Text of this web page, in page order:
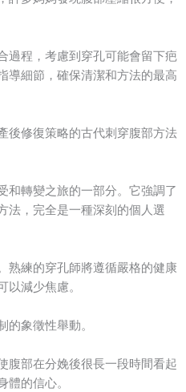
過程，考慮到穿孔可能會留下疤
導細節，確保清潔和方法的最高
後修復策略的古代刺穿腹部方法
和轉變之旅的一部分。它強調了
法，完全是一種深刻的個人選
熟練的穿孔師將遵循嚴格的健康
減少焦慮。
象徵性舉動。
腹部在分娩後很長一段時間看起
的信心。